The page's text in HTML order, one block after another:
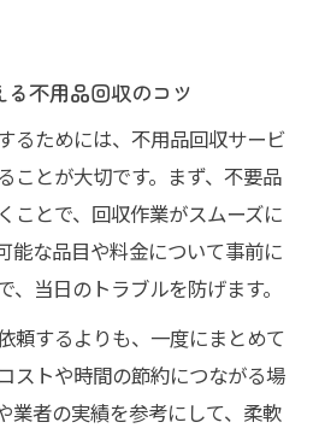
不用品回収のコツ
るためには、不用品回収サービ
ことが大切です。まず、不要品
ことで、回収作業がスムーズに
能な品目や料金について事前に
当日のトラブルを防げます。
頼するよりも、一度にまとめて
ストや時間の節約につながる場
業者の実績を参考にして、柔軟